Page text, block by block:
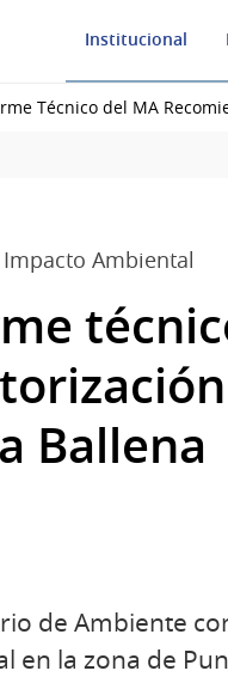
Institucional
Técnico del MA
Ambiental
Ballena
de Ambiente
en la zona de